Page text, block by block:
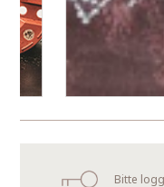
Bitte